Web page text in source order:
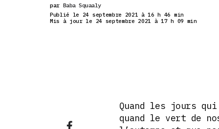
par Baba Squaaly
Publié le 24 septembre 2021 à 16 h 46 min
Mis à jour le 24 septembre 2021 à 17 h 09 min
Quand les jours
quand le vert de